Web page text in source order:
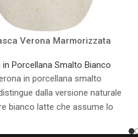
Verona Marmorizzata
Porcellana Smalto Bianco
in porcellana smalto
dalla versione naturale
bianco latte che assume lo